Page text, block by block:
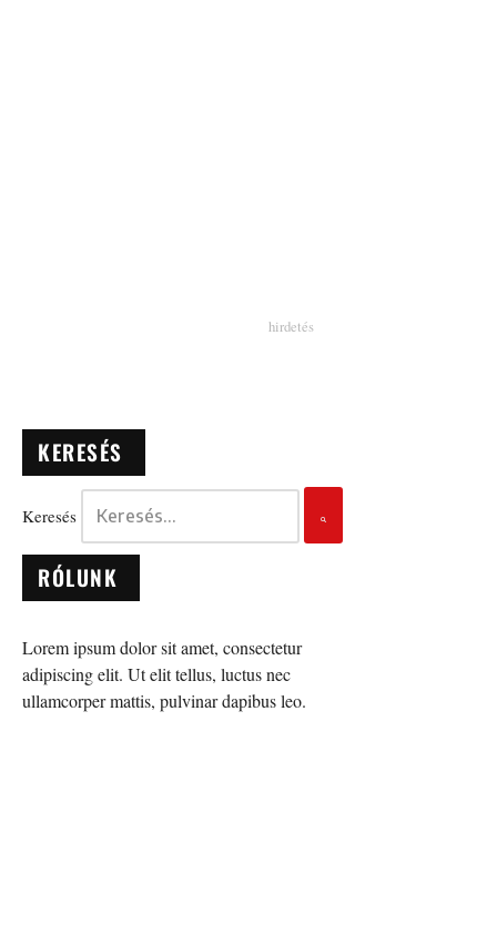
KERESÉS
Keresés
RÓLUNK
Lorem ipsum dolor sit amet, consectetur
adipiscing elit. Ut elit tellus, luctus nec
ullamcorper mattis, pulvinar dapibus leo.